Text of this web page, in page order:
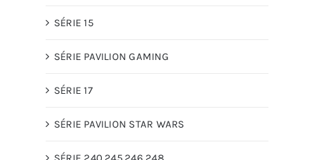
SÉRIE 15
SÉRIE PAVILION GAMING
SÉRIE 17
SÉRIE PAVILION STAR WARS